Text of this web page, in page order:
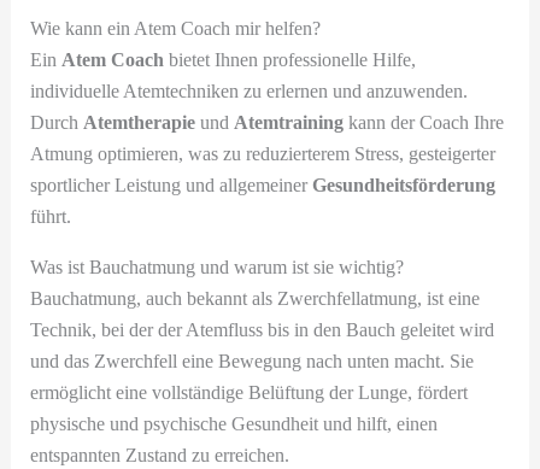
Wie kann ein Atem Coach mir helfen?
EinAtem Coach bietet Ihnen professionelle Hilfe,
individuelle Atemtechniken zu erlernen und anzuwenden.
DurchAtemtherapie undAtemtraining kann der Coach Ihre
Atmung optimieren, was zu reduzierterem Stress, gesteigerter
sportlicher Leistung und allgemeinerGesundheitsförderung
führt.
Was ist Bauchatmung und warum ist sie wichtig?
Bauchatmung, auch bekannt als Zwerchfellatmung, ist eine
Technik, bei der der Atemfluss bis in den Bauch geleitet wird
und das Zwerchfell eine Bewegung nach unten macht. Sie
ermöglicht eine vollständige Belüftung der Lunge, fördert
physische und psychische Gesundheit und hilft, einen
entspannten Zustand zu erreichen.